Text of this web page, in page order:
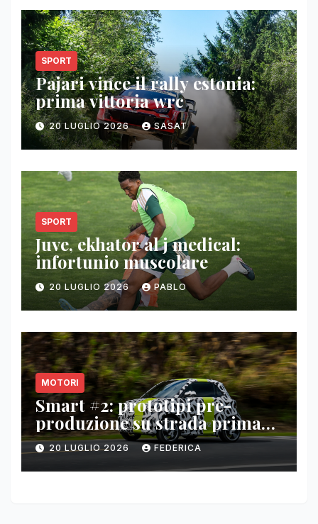
SPORT
Pajari vince il rally estonia:
prima vittoria wrc
20 LUGLIO 2026 SASAT
SPORT
Juve, ekhator al j medical:
infortunio muscolare
20 LUGLIO 2026 PABLO
MOTORI
Smart #2: prototipi pre-
produzione su strada prima
del paris motor show 2026
20 LUGLIO 2026 FEDERICA